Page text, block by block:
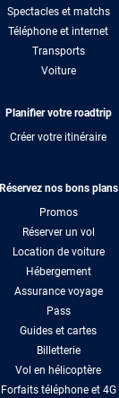
Spectacles et matchs
Téléphone et internet
Transports
Voiture
Planifier votre roadtrip
Créer votre itinéraire
Réservez nos bons plans
Promos
Réserver un vol
Location de voiture
Hébergement
Assurance voyage
Pass
Guides et cartes
Billetterie
Vol en hélicoptère
Forfaits téléphone et 4G